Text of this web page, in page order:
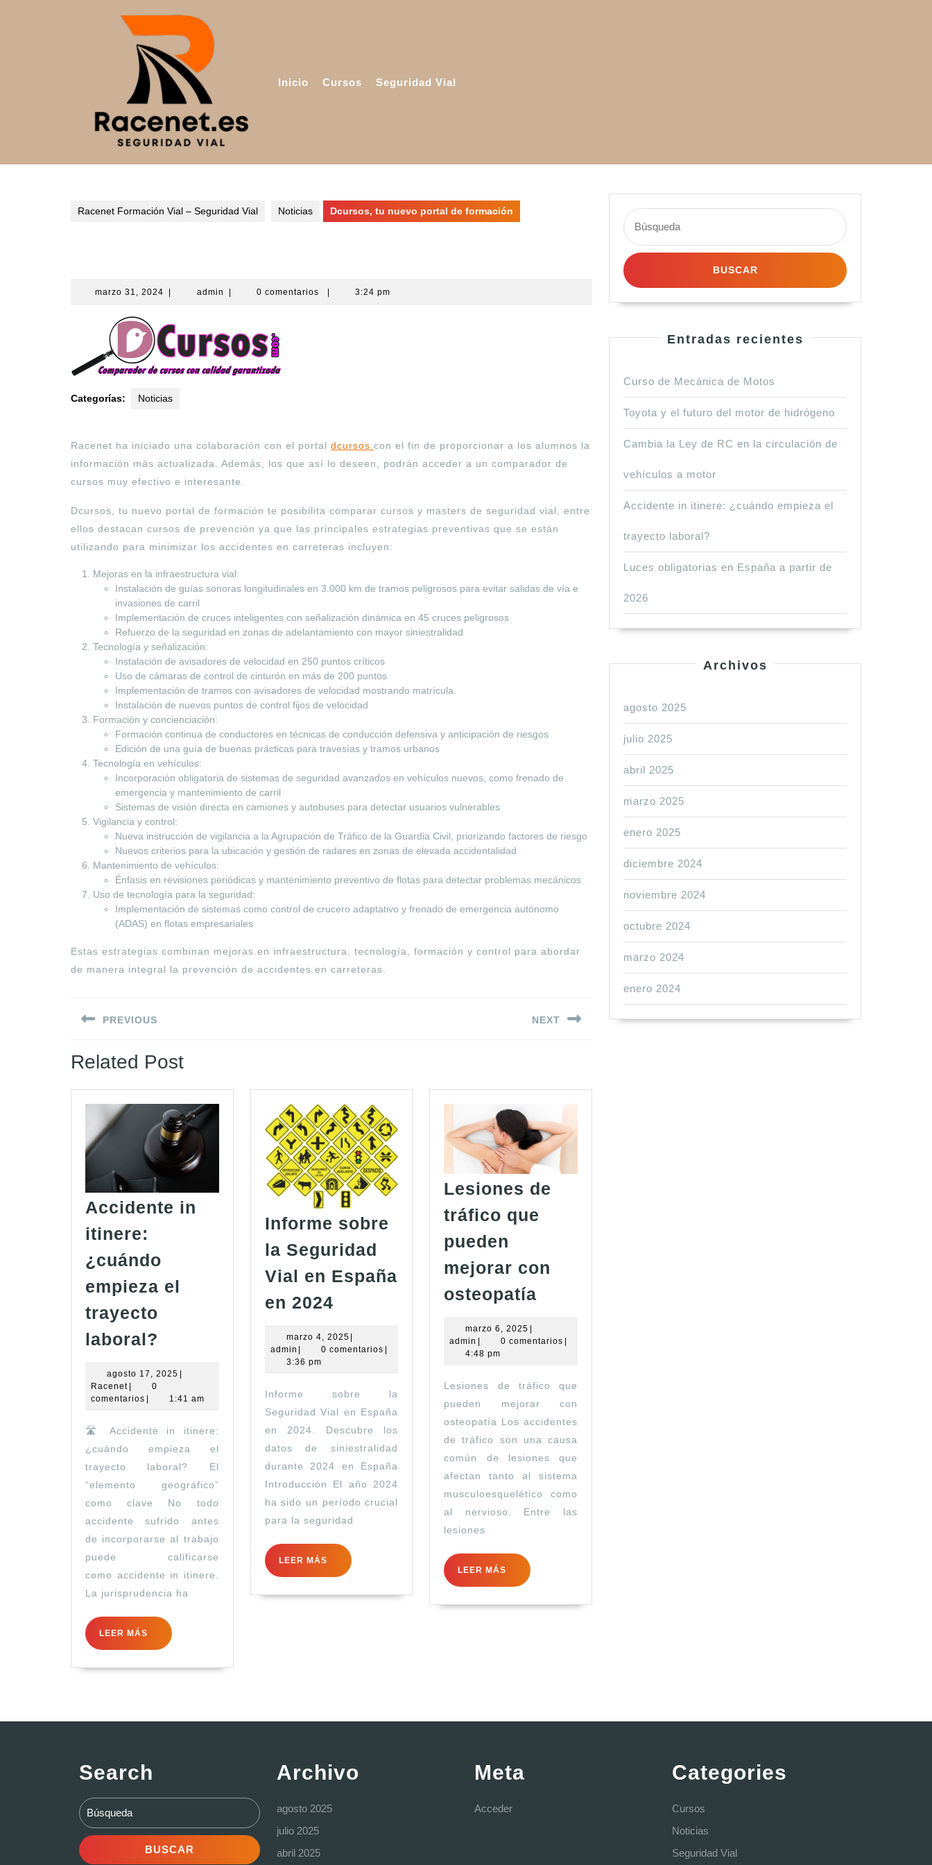
Inicio Cursos Seguridad Vial
Racenet Formación Vial – Seguridad Vial Noticias Dcursos, tu nuevo portal de formación
marzo 31, 2024 marzo
admin admin 0 comentarios 3:24 pm
Categorías: Noticias
Racenet ha iniciado una colaboración con el portal dcursos con el fin de proporcionar a los alumnos la
información más actualizada. Además, los que así lo deseen, podrán acceder a un comparador de
cursos muy efectivo e interesante.
Dcursos, tu nuevo portal de formación te posibilita comparar cursos y masters de seguridad vial, entre
ellos destacan cursos de prevención ya que las principales estrategias preventivas que se están
utilizando para minimizar los accidentes en carreteras incluyen:
Mejoras en la infraestructura vial:
Instalación de guías sonoras longitudinales en 3.000 km de tramos peligrosos para evitar salidas de vía e
invasiones de carril
Implementación de cruces inteligentes con señalización dinámica en 45 cruces peligrosos
Refuerzo de la seguridad en zonas de adelantamiento con mayor siniestralidad
Tecnología y señalización:
Instalación de avisadores de velocidad en 250 puntos críticos
Uso de cámaras de control de cinturón en más de 200 puntos
Implementación de tramos con avisadores de velocidad mostrando matrícula
Instalación de nuevos puntos de control fijos de velocidad
Formación y concienciación:
Formación continua de conductores en técnicas de conducción defensiva y anticipación de riesgos
Edición de una guía de buenas prácticas para travesías y tramos urbanos
Tecnología en vehículos:
Incorporación obligatoria de sistemas de seguridad avanzados en vehículos nuevos, como frenado de
emergencia y mantenimiento de carril
Sistemas de visión directa en camiones y autobuses para detectar usuarios vulnerables
Vigilancia y control:
Nueva instrucción de vigilancia a la Agrupación de Tráfico de la Guardia Civil, priorizando factores de riesgo
Nuevos criterios para la ubicación y gestión de radares en zonas de elevada accidentalidad
Mantenimiento de vehículos:
Énfasis en revisiones periódicas y mantenimiento preventivo de flotas para detectar problemas mecánicos
Uso de tecnología para la seguridad:
Implementación de sistemas como control de crucero adaptativo y frenado de emergencia autónomo
(ADAS) en flotas empresariales
Estas estrategias combinan mejoras en infraestructura, tecnología, formación y control para abordar
de manera integral la prevención de accidentes en carreteras.
de
entradas
PREVIOUS
anterior:
NEXT
Related Post
Accidente in
itinere:
¿cuándo
empieza el
trayecto
laboral?
itinere:
¿cuándo
el
trayecto
laboral?
agosto 17, 2025 agosto
2025
RacenetRacenet
0
comentarios
1:41 am
🛣️ Accidente in itinere:
¿cuándo empieza el
trayecto laboral? El
“elemento geográfico”
como clave No todo
accidente sufrido antes
de incorporarse al trabajo
puede calificarse
como accidente in itinere.
La jurisprudencia ha
LEER MÁS
LEER
MÁS
Informe sobre
la Seguridad
Vial en España
en 2024
la
Seguridad
en
España
en
2024
marzo 4, 2025marzo
4,
|
admin admin
| 0 comentarios |
3:36 pm
Informe sobre la
Seguridad Vial en España
en 2024. Descubre los
datos de siniestralidad
durante 2024 en España
Introducción El año 2024
ha sido un período crucial
para la seguridad
LEER MÁS
LEER
MÁS
Lesiones de
tráfico que
pueden
mejorar con
osteopatía
que
mejorar
con
osteopatía
marzo 6, 2025 marzo
6,
admin admin0 comentarios
4:48 pm
Lesiones de tráfico que
pueden mejorar con
osteopatía Los accidentes
de tráfico son una causa
común de lesiones que
afectan tanto al sistema
musculoesquelético como
al nervioso. Entre las
lesiones
LEER MÁS
LEER
MÁS
Buscar:
Entradas recientes
Curso de Mecánica de Motos
Toyota y el futuro del motor de hidrógeno
Cambia la Ley de RC en la circulación de
vehículos a motor
Accidente in itinere: ¿cuándo empieza el
trayecto laboral?
Luces obligatorias en España a partir de
2026
Archivos
agosto 2025
julio 2025
abril 2025
marzo 2025
enero 2025
diciembre 2024
noviembre 2024
octubre 2024
marzo 2024
enero 2024
Search
Buscar:
Archivo
agosto 2025
julio 2025
abril 2025
Meta
Acceder
Categories
Cursos
Noticias
Seguridad Vial